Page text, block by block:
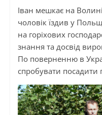
Іван мешкає на Волині
чоловік їздив у
на горіхових
знання та досвід
По поверненню в
спробувати посадити